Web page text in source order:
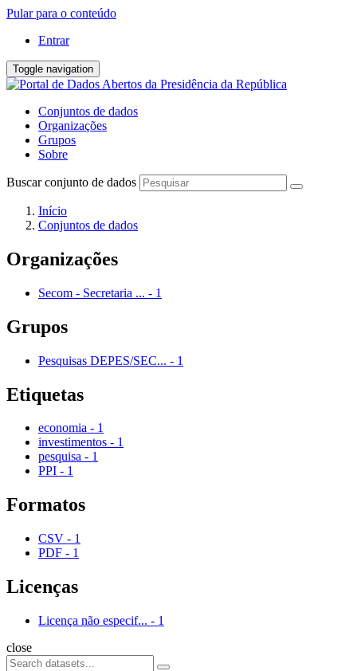
Pular para o conteúdo
Entrar
Toggle navigation
Conjuntos de dados
Organizações
Grupos
Sobre
Buscar conjunto de dados
Início
Conjuntos de dados
Organizações
Secom - Secretaria ... - 1
Grupos
Pesquisas DEPES/SEC... - 1
Etiquetas
economia - 1
investimentos - 1
pesquisa - 1
PPI - 1
Formatos
CSV - 1
PDF - 1
Licenças
Licença não especif... - 1
close